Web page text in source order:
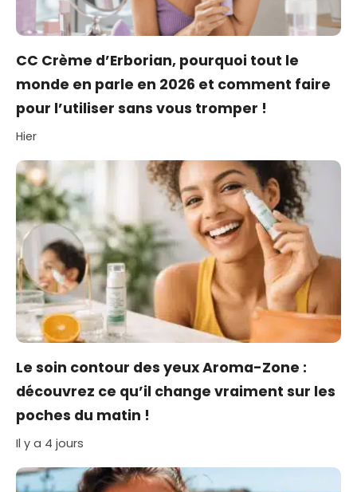
CC Crème d’Erborian, pourquoi tout le
monde en parle en 2026 et comment faire
pour l’utiliser sans vous tromper !
Hier
Le soin contour des yeux Aroma-Zone :
découvrez ce qu’il change vraiment sur les
poches du matin !
Il y a 4 jours